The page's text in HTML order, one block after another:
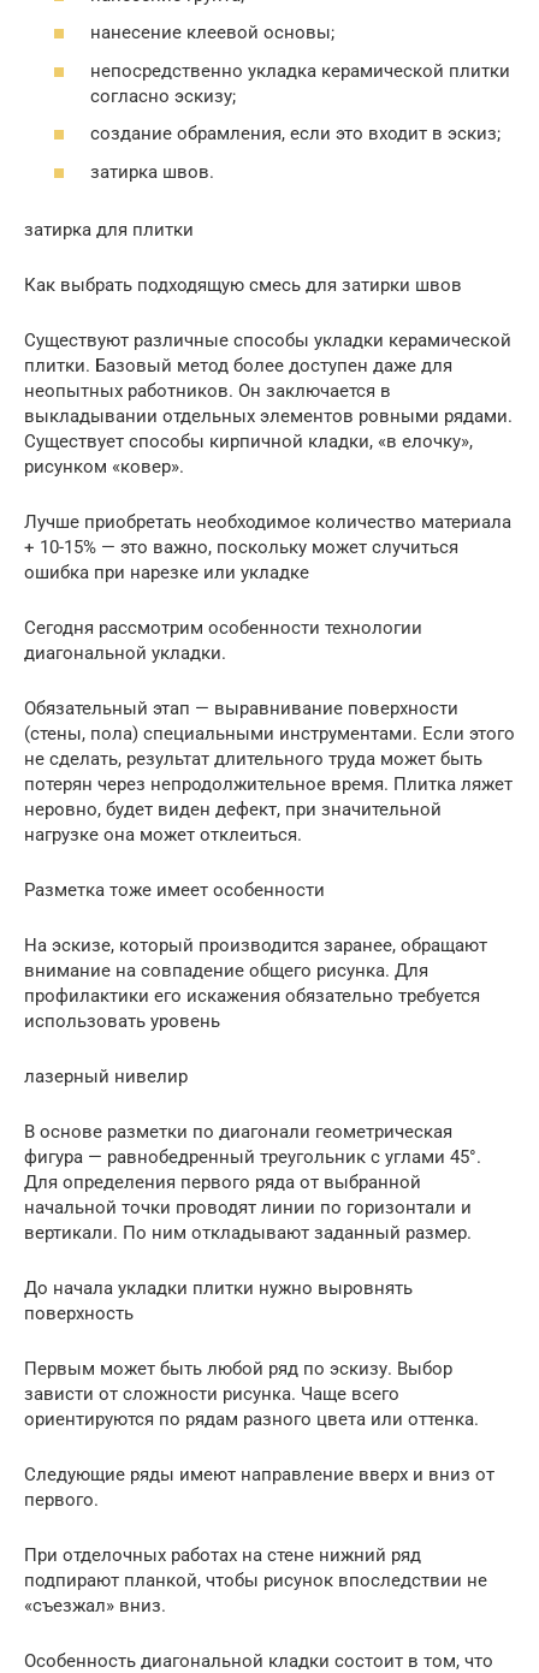
нанесение клеевой основы;
непосредственно укладка керамической плитки
согласно эскизу;
создание обрамления, если это входит в эскиз;
затирка швов.
затирка для плитки
Как выбрать подходящую смесь для затирки швов
Существуют различные способы укладки керамической
плитки. Базовый метод более доступен даже для
неопытных работников. Он заключается в
выкладывании отдельных элементов ровными рядами.
Существует способы кирпичной кладки, «в елочку»,
рисунком «ковер».
Лучше приобретать необходимое количество материала
+ 10-15% — это важно, поскольку может случиться
ошибка при нарезке или укладке
Сегодня рассмотрим особенности технологии
диагональной укладки.
Обязательный этап — выравнивание поверхности
(стены, пола) специальными инструментами. Если этого
не сделать, результат длительного труда может быть
потерян через непродолжительное время. Плитка ляжет
неровно, будет виден дефект, при значительной
нагрузке она может отклеиться.
Разметка тоже имеет особенности
На эскизе, который производится заранее, обращают
внимание на совпадение общего рисунка. Для
профилактики его искажения обязательно требуется
использовать уровень
лазерный нивелир
В основе разметки по диагонали геометрическая
фигура — равнобедренный треугольник с углами 45°.
Для определения первого ряда от выбранной
начальной точки проводят линии по горизонтали и
вертикали. По ним откладывают заданный размер.
До начала укладки плитки нужно выровнять
поверхность
Первым может быть любой ряд по эскизу. Выбор
зависти от сложности рисунка. Чаще всего
ориентируются по рядам разного цвета или оттенка.
Следующие ряды имеют направление вверх и вниз от
первого.
При отделочных работах на стене нижний ряд
подпирают планкой, чтобы рисунок впоследствии не
«съезжал» вниз.
Особенность диагональной кладки состоит в том, что